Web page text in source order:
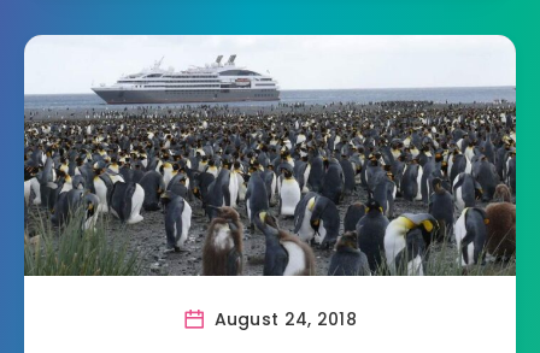
August 24, 2018